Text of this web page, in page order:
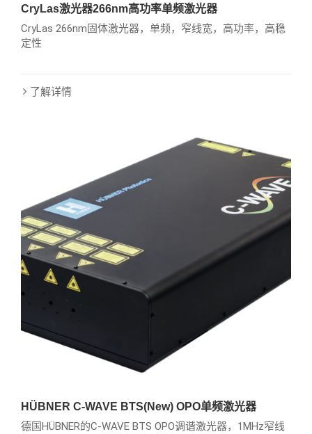
CryLas激光器266nm高功率单频激光器
CryLas 266nm固体激光器，单频，窄线宽，高功率，高稳
定性
了解详情
HÜBNER C-WAVE BTS(New) OPO单频激光器
德国HÜBNER的C-WAVE BTS OPO调谐激光器，1MHz窄线